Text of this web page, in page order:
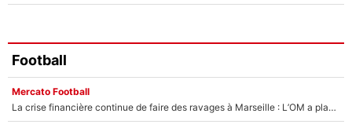
Football
Mercato Football
La crise financière continue de faire des ravages à Marseille : L’OM a placé 12 joueurs sur le marché des transferts… et ça pourrait lui rapporter près de 100M€ !